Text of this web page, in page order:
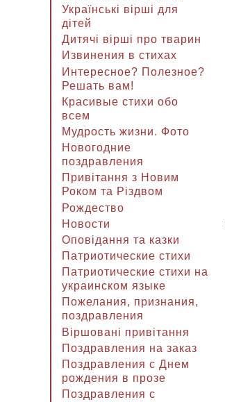
Українські вірші для
дітей
Дитячі вірші про тварин
Извинения в стихах
Интересное? Полезное?
Решать вам!
Красивые стихи обо
всем
Мудрость жизни. Фото
Новогодние
поздравления
Привітання з Новим
Роком та Різдвом
Рождество
Новости
Оповідання та казки
Патриотические стихи
Патриотические стихи на
украинском языке
Пожелания, признания,
поздравления
Віршовані привітання
Поздравления на заказ
Поздравления с Днем
рождения в прозе
Поздравления с